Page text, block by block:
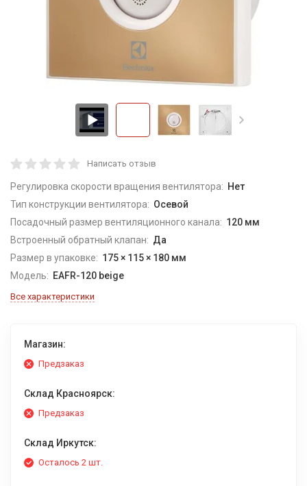
Написать отзыв
Регулировка скорости вращения вентилятора: Нет
Тип конструкции вентилятора: Осевой
Посадочный размер вентиляционного канала: 120 мм
Встроенный обратный клапан: Да
Размер в упаковке: 175 × 115 × 180 мм
Модель: EAFR-120 beige
Все характеристики
Магазин:
Предзаказ
Склад Красноярск:
Предзаказ
Склад Иркутск:
Осталось 2 шт.